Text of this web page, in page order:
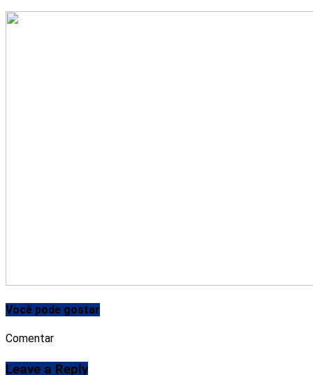
Você pode gostar
Comentar
Leave a Reply